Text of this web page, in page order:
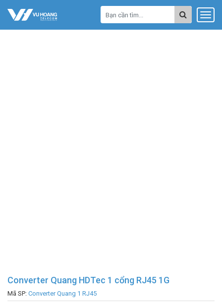
Converter Quang HDTec 1 cổng RJ45 1G
Mã SP: Converter Quang 1 RJ45